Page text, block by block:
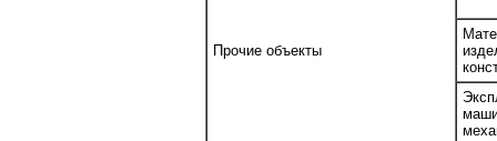
Прочие объекты